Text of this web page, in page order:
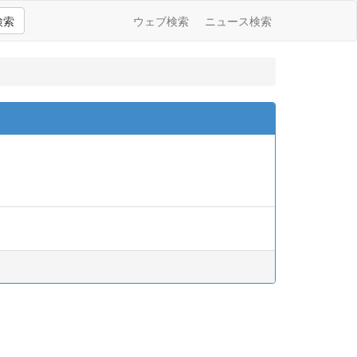
索 ウェブ検索 ニュース検索